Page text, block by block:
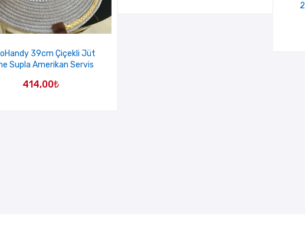
39cm Çiçekli Jüt
Supla Amerikan Servis
414,00₺